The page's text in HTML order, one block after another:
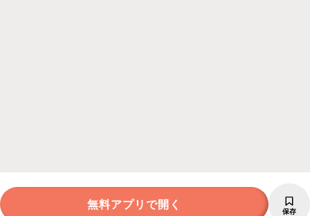
無料アプリで開く 保存